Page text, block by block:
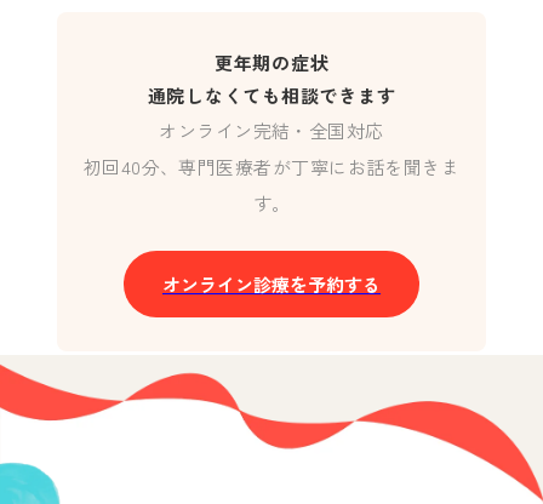
更年期の症状
通院しなくても相談できます
オンライン完結・全国対応
初回40分、専門医療者が丁寧にお話を聞きま
す。
オンライン診療を予約する